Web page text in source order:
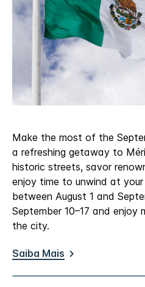
Make the most of the
a refreshing getaway to
historic streets, savor
enjoy time to unwind at
between August 1 and
September 10–17 and enjoy
the city.
Saiba Mais